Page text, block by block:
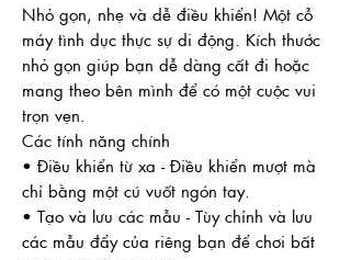
Nhỏ gọn, nhẹ và dễ điều khiển! Một cỗ
máy tình dục thực sự di động. Kích thước
nhỏ gọn giúp bạn dễ dàng cất đi hoặc
mang theo bên mình để có một cuộc vui
trọn vẹn.
Các tính năng chính
• Điều khiển từ xa - Điều khiển mượt mà
chỉ bằng một cú vuốt ngón tay.
• Tạo và lưu các mẫu - Tùy chỉnh và lưu
các mẫu đẩy của riêng bạn để chơi bất